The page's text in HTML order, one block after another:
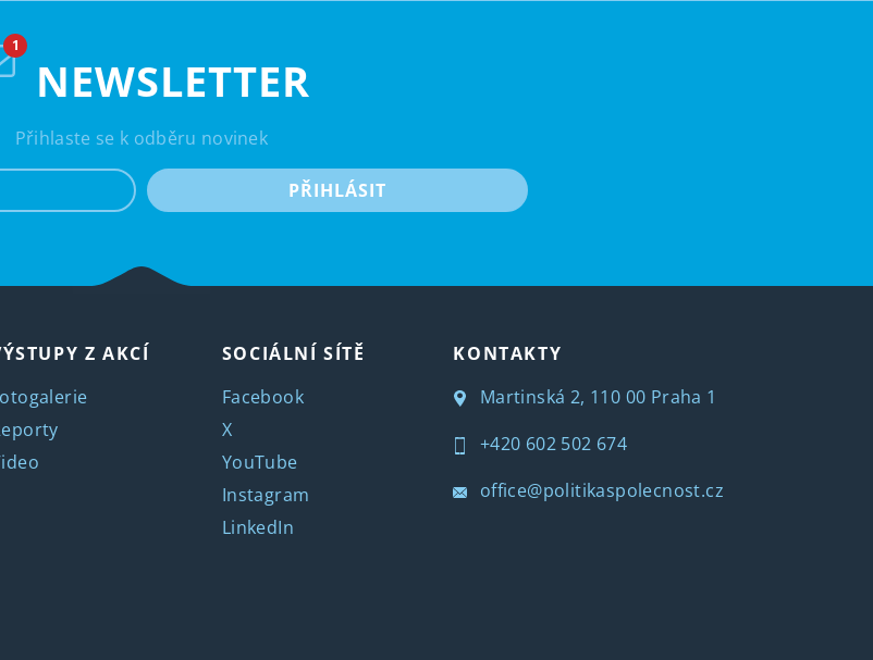
NEWSLETTER
Přihlaste se k odběru novinek
PŘIHLÁSIT
Z AKCÍ
SOCIÁLNÍ SÍTĚ
Facebook
X
YouTube
Instagram
LinkedIn
KONTAKTY
Martinská 2, 110 00 Praha 1
+420 602 502 674
office@politikaspolecnost.cz